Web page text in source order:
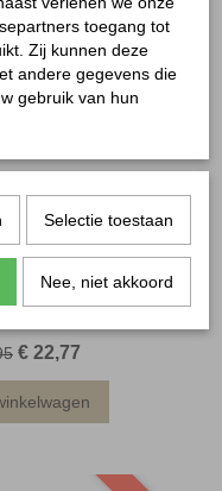
-40%
€ 22,77
toegang tot
Zij kunnen deze
andere gegevens die
gebruik van hun
Selectie toestaan
Nee, niet akkoord